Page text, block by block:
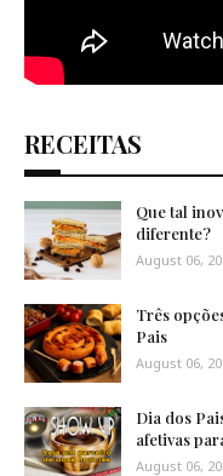
RECEITAS
Que tal
diferente?
August 06,
Três
Pais
August 06,
Dia dos
afetivas
August 06,